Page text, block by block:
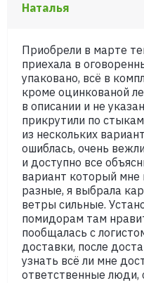
Наталья
Приобрели в марте
приехала в
упаковано, всё в
кроме оцинкованой
в описании и не
прикрутили по
из нескольких
ошиблась, очень
и доступно все
вариант который мне
разные, я выбрала
ветры сильные.
помидорам там
пообщалась с
доставки, после
узнать всё ли мне
ответственные люди,